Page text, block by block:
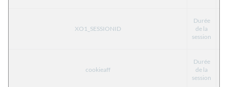
XO1_SESSIONID
Durée
de la
session
cookieaff
Durée
de la
session